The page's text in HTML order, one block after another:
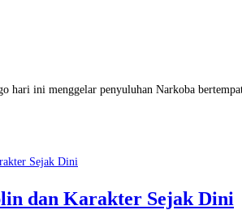
ini menggelar penyuluhan Narkoba
dan Karakter Sejak Dini